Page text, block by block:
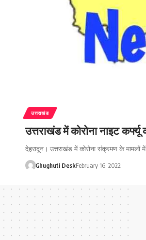
उत्तराखंड
उत्तराखंड में कोरोना नाइट
देहरादून। उत्तराखंड में कोरोना संक्रमण के मामलों
Ghughuti DeskFebruary 16, 2022